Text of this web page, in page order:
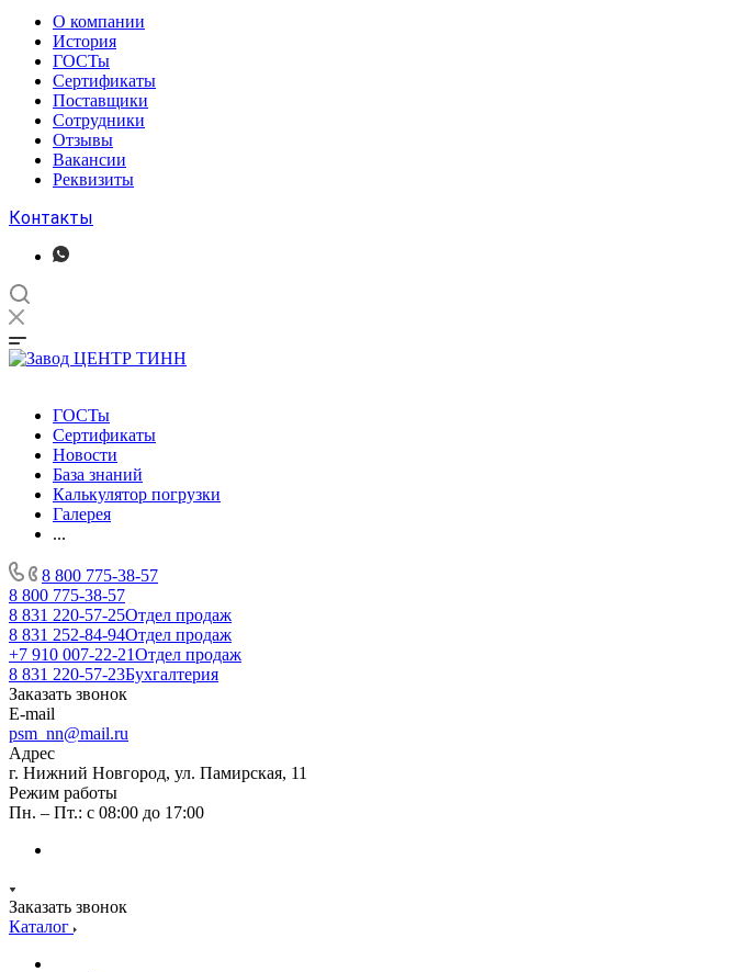
О компании
История
ГОСТы
Сертификаты
Поставщики
Сотрудники
Отзывы
Вакансии
Реквизиты
Контакты
ГОСТы
Сертификаты
Новости
База знаний
Калькулятор погрузки
Галерея
...
8 800 775-38-57
8 800 775-38-57
8 831 220-57-25Отдел продаж
8 831 252-84-94Отдел продаж
+7 910 007-22-21Отдел продаж
8 831 220-57-23Бухгалтерия
Заказать звонок
E-mail
psm_nn@mail.ru
Адрес
г. Нижний Новгород, ул. Памирская, 11
Режим работы
Пн. – Пт.: с 08:00 до 17:00
Заказать звонок
Каталог